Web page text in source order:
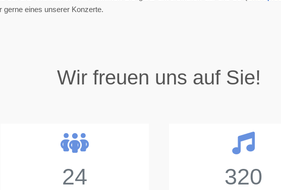
gerne eines unserer Konzerte.
Wir freuen uns auf Sie!
24 320